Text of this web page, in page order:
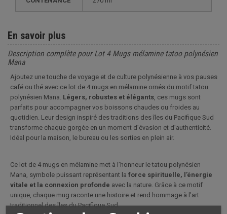
En savoir plus
Description complète pour Lot 4 Mugs mélamine tatoo polynésien
Mana
Ajoutez une touche de voyage et de culture polynésienne à vos pauses
café ou thé avec ce lot de 4 mugs en mélamine ornés du motif tatou
polynésien Mana. Légers, robustes et élégants , ces mugs sont
parfaits pour accompagner vos boissons chaudes ou froides au
quotidien. Leur design inspiré des traditions des îles du Pacifique Sud
transforme chaque gorgée en un moment d’évasion et d’authenticité.
Idéal pour la maison, le bureau ou les sorties en plein air.
Ce lot de 4 mugs en mélamine met à l’honneur le tatou polynésien
Mana, symbole puissant représentant la force spirituelle, l’énergie
vitale et la connexion profonde avec la nature. Grâce à ce motif
unique, chaque mug raconte une histoire et rend hommage à l’art
traditionnel des îles du Pacifique Sud.